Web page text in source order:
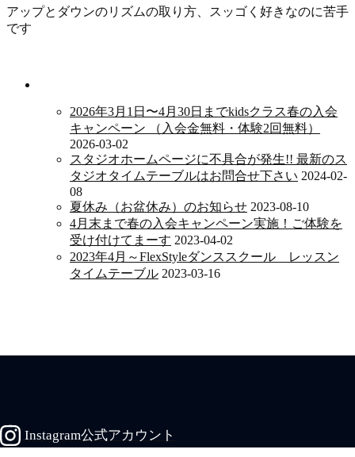
アップとダウンのリズムの取り方、スッゴく好きなのに苦手
です
2026年3月1日〜4月30日までkidsクラス春の入会
キャンペーン （入会金無料・体験2回無料）
2026-03-02
スタジオホームページに不具合が発生!! 最新のス
タジオタイムテーブルはお問合せ下さい 2024-02-
08
夏休み（お盆休み）のお知らせ 2023-08-10
4月末まで春の入会キャンペーン実施！ご体験を
受け付けてまーす 2023-04-02
2023年4月～FlexStyleダンススクール レッスン
タイムテーブル 2023-03-16
Instagram公式アカウント